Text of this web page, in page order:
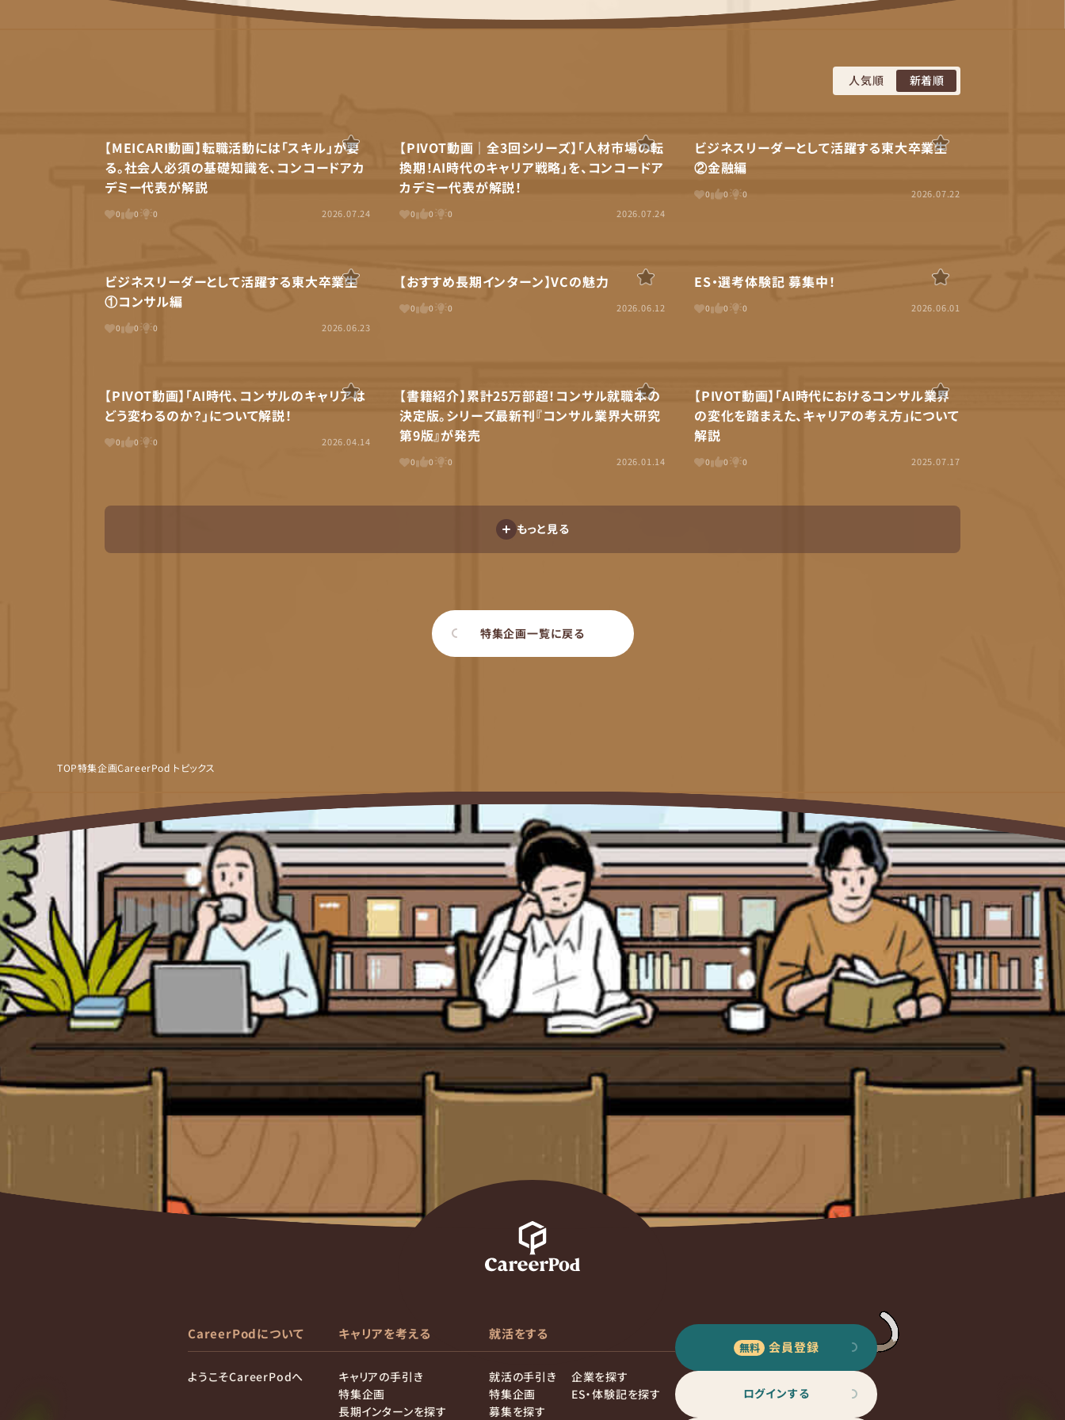
人気順 新着順
【MEICARI動画】転職活動には「スキル」が要
る。社会人必須の基礎知識を、コンコードアカ
デミー代表が解説
0 0 0 2026.07.24
【PIVOT動画｜全3回シリーズ】「人材市場の転
換期！AI時代のキャリア戦略」を、コンコードア
カデミー代表が解説！
0 0 0 2026.07.24
ビジネスリーダーとして活躍する東大卒業生
②金融編
0 0 0 2026.07.22
ビジネスリーダーとして活躍する東大卒業生
①コンサル編
0 0 0 2026.06.23
【おすすめ長期インターン】VCの魅力
0 0 0 2026.06.12
ES・選考体験記 募集中！
0 0 0 2026.06.01
【PIVOT動画】「AI時代、コンサルのキャリアは
どう変わるのか？」について解説！
0 0 0 2026.04.14
【書籍紹介】累計25万部超！コンサル就職本の
決定版。シリーズ最新刊『コンサル業界大研究
第9版』が発売
0 0 0 2026.01.14
【PIVOT動画】「AI時代におけるコンサル業界
の変化を踏まえた、キャリアの考え方」について
解説
0 0 0 2025.07.17
もっと見る
特集企画一覧に戻る
TOP特集企画CareerPod トピックス
CareerPodについて
ようこそCareerPodへ
キャリアを考える
キャリアの手引き
特集企画
長期インターンを探す
就活をする
就活の手引き
特集企画
募集を探す
企業を探す
ES・体験記を探す
会員登録
ログインする